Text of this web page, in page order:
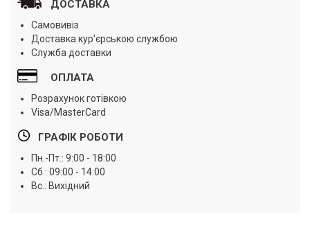
ДОСТАВКА
Самовивіз
Доставка кур'єрською службою
Служба доставки
ОПЛАТА
Розрахунок готівкою
Visa/MasterCard
ГРАФІК РОБОТИ
Пн.-Пт.: 9:00 - 18:00
Сб.: 09:00 - 14:00
Вс.: Вихідний